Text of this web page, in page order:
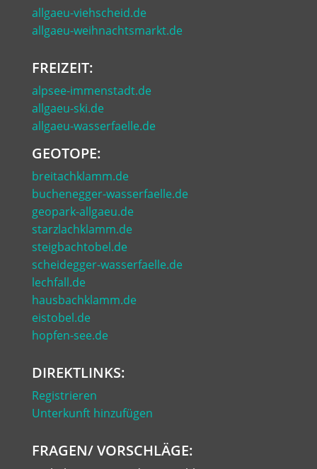
allgaeu-viehscheid.de
allgaeu-weihnachtsmarkt.de
FREIZEIT:
alpsee-immenstadt.de
allgaeu-ski.de
allgaeu-wasserfaelle.de
GEOTOPE:
breitachklamm.de
buchenegger-wasserfaelle.de
geopark-allgaeu.de
starzlachklamm.de
steigbachtobel.de
scheidegger-wasserfaelle.de
lechfall.de
hausbachklamm.de
eistobel.de
hopfen-see.de
DIREKTLINKS:
Registrieren
Unterkunft hinzufügen
FRAGEN/ VORSCHLÄGE: